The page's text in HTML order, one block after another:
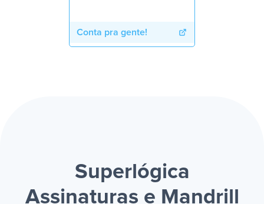
Conta pra gente!
Superlógica
Assinaturas e Mandrill